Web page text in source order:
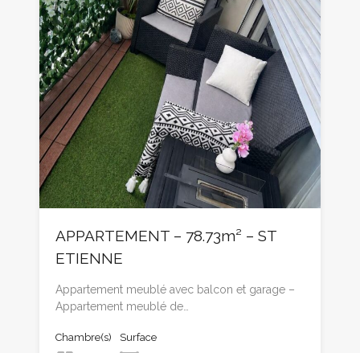
APPARTEMENT – 78.73m² – ST
ETIENNE
Appartement meublé avec balcon et garage –
Appartement meublé de…
Chambre(s)
Surface